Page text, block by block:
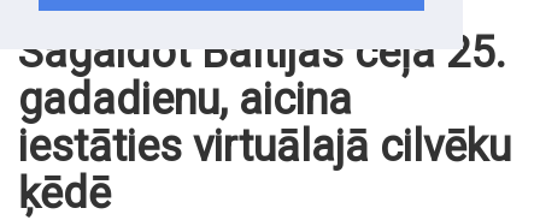
Sagaidot Baltijas ceļa 25.
gadadienu, aicina
iestāties virtuālajā cilvēku
ķēdē